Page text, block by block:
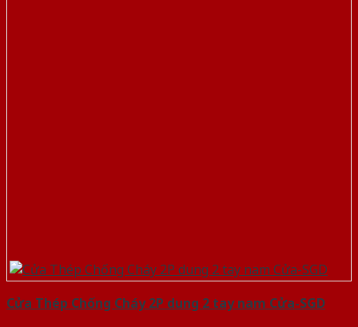
Cửa Thép Chống Cháy 2P dung 2 tay nam Cửa-SGD